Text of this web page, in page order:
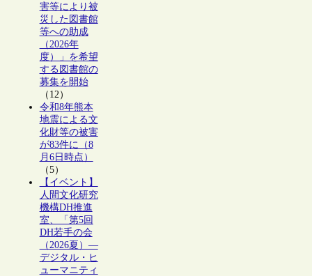
害等により被
災した図書館
等への助成
（2026年
度）」を希望
する図書館の
募集を開始
（12）
令和8年熊本
地震による文
化財等の被害
が83件に（8
月6日時点）
（5）
【イベント】
人間文化研究
機構DH推進
室、「第5回
DH若手の会
（2026夏）―
デジタル・ヒ
ューマニティ